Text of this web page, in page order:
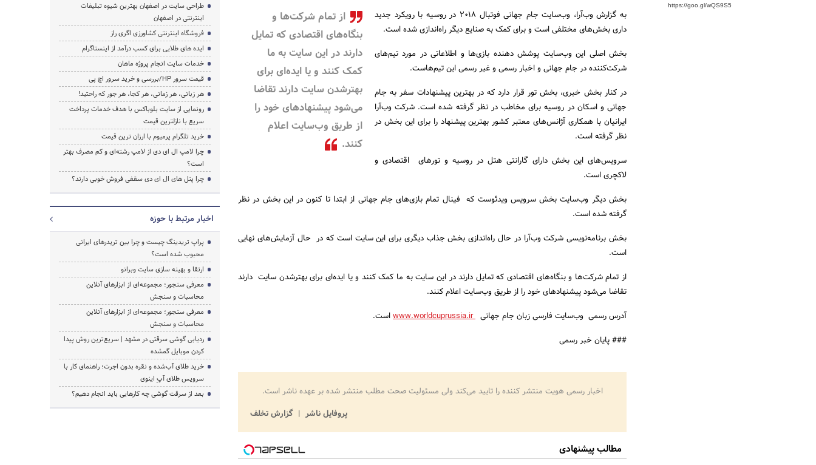
https://goo.gl/wQS9S5
از تمام شرکت‌ها و
بنگاه‌های اقتصادی که تمایل
دارند در این سایت به ما
کمک کنند و یا ایده‌ای برای
بهترشدن سایت دارند تقاضا
می‌شود پیشنهاد‌های خود را
از طریق وب‌سایت اعلام
کنند.
به گزارش وب‌آرا، وب‌سایت جام جهانی فوتبال 2018 در روسیه با رویکرد جدید
داری بخش‌های مختلفی است و برای کمک به صنایع دیگر راه‌اندازی شده است.
بخش اصلی این وب‌سایت پوشش دهنده بازی‌ها و اطلاعاتی در مورد تیم‌های
شرکت‌کننده در جام جهانی و اخبار رسمی و غیر رسمی این تیم‌هاست.
در کنار بخش خبری، بخش تور قرار دارد که در بهترین پیشنهادات سفر به جام
جهانی و اسکان در روسیه برای مخاطب در نظر گرفته شده است. شرکت وب‌آرا
ایرانیان با همکاری آژانس‌های معتبر کشور بهترین پیشنهاد را برای این بخش در
نظر گرفته است.
سرویس‌های این بخش دارای گارانتی هتل در روسیه و تورهای اقتصادی و
لاکچری است.
بخش دیگر وب‌سایت بخش سرویس ویدئوست که فینال تمام بازی‌های جام جهانی از ابتدا تا کنون در این بخش در نظر
گرفته شده است.
بخش برنامه‌نویسی شرکت وب‌آرا در حال راه‌اندازی بخش جذاب دیگری برای این سایت است که در حال آزمایش‌های نهایی
است.
از تمام شرکت‌ها و بنگاه‌های اقتصادی که تمایل دارند در این سایت به ما کمک کنند و یا ایده‌ای برای بهترشدن سایت دارند
تقاضا می‌شود پیشنهاد‌های خود را از طریق وب‌سایت اعلام کنند.
آدرس رسمی وب‌سایت فارسی زبان جام جهانی www.worldcuprussia.ir
است.
### پایان خبر رسمی
اخبار رسمی هویت منتشر کننده را تایید می‌کند ولی مسئولیت صحت مطلب منتشر شده بر عهده ناشر است.
پروفایل ناشر
گزارش تخلف
مطالب پیشنهادی
طراحی سایت در اصفهان بهترین شیوه تبلیغات
اینترنتی در اصفهان
فروشگاه اینترنتی کشاورزی اگری راز
ایده های طلایی برای کسب درآمد از اینستاگرام
خدمات سایت انجام پروژه ماهان
قیمت سرور HP/بررسی و خرید سرور اچ پی
هر زبانی، هر زمانی، هر کجا، هر جور که راحتید!
رونمایی از سایت بلوباکس با هدف خدمات پرداخت
سریع با نازلترین قیمت
خرید تلگرام پرمیوم با ارزان ترین قیمت
چرا لامپ ال ای دی از لامپ رشته‌ای و کم مصرف بهتر
است؟
چرا پنل های ال ای دی سقفی فروش خوبی دارند؟
اخبار مرتبط با حوزه
پراپ تریدینگ چیست و چرا بین تریدرهای ایرانی
محبوب شده است؟
ارتقا و بهینه سازی سایت وبرانو
معرفی سنجور؛ مجموعه‌ای از ابزارهای آنلاین
محاسبات و سنجش
معرفی سنجور؛ مجموعه‌ای از ابزارهای آنلاین
محاسبات و سنجش
ردیابی گوشی سرقتی در مشهد | سریع‌ترین روش پیدا
کردن موبایل گمشده
خرید طلای آب‌شده و نقره بدون اجرت؛ راهنمای کار با
سرویس طلای آپِ اینوی
بعد از سرقت گوشی چه کارهایی باید انجام دهیم؟